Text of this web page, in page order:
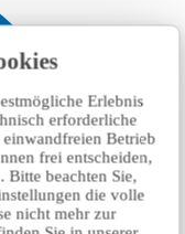
Erlebnis
erforderliche
einwandfreien Betrieb
frei entscheiden,
Bitte beachten Sie,
die volle
nicht mehr zur